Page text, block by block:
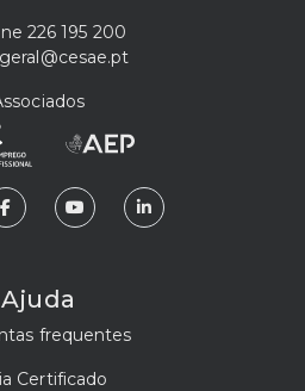
226 195 200
geral@cesae.pt
Ajuda
frequentes
Certificado